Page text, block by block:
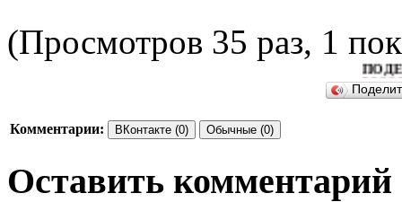
(Просмотров 35 раз, 1
Комментарии: ВКонтакте (0) Обычные (0)
Оставить комментарий